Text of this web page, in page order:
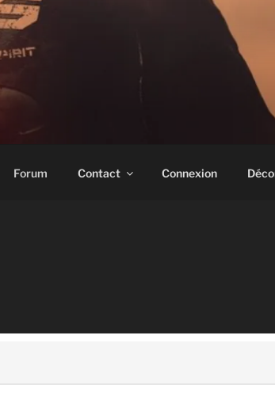
Forum Contact Connexion